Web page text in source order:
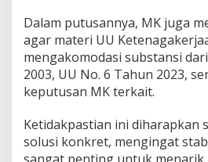
Dalam putusannya, MK juga
agar materi UU
mengakomodasi substansi
2003, UU No. 6 Tahun 2023,
keputusan MK terkait.
Ketidakpastian ini diharapkan
solusi konkret, mengingat